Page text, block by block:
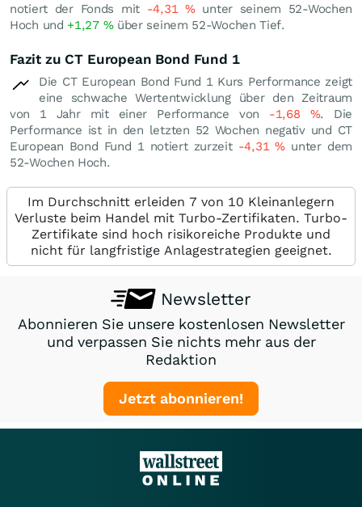
notiert der Fonds mit -4,31 %unter seinem 52-Wochen
Hoch und +1,27 %über seinem 52-Wochen Tief.
Fazit zu CT European Bond Fund 1
Die CT European Bond Fund 1 Kurs Performance zeigt
eine schwache Wertentwicklung über den Zeitraum
von 1 Jahr mit einer Performance von -1,68 %. Die
Performance ist in den letzten 52 Wochen negativ und CT
European Bond Fund 1 notiert zurzeit -4,31% unter dem
52-Wochen Hoch.
Im Durchschnitt erleiden 7 von 10 Kleinanlegern
Verluste beim Handel mit Turbo-Zertifikaten. Turbo-
Zertifikate sind hoch risikoreiche Produkte und
nicht für langfristige Anlagestrategien geeignet.
Newsletter
Abonnieren Sie unsere kostenlosen Newsletter
und verpassen Sie nichts mehr aus der
Redaktion
Jetzt abonnieren!